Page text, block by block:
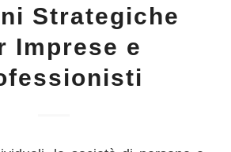
Strategiche
Imprese e